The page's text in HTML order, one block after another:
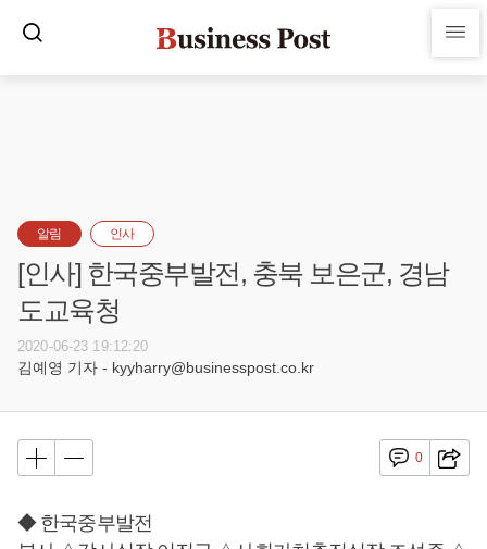
알림 인사
[인사] 한국중부발전, 충북 보은군, 경남
도교육청
2020-06-23 19:12:20
김예영 기자 - kyyharry@businesspost.co.kr
0
◆ 한국중부발전